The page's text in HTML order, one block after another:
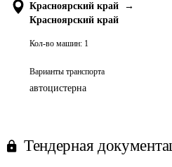
Красноярский край
→
Красноярский край
Кол-во машин: 1
Варианты транспорта
автоцистерна
Тендерная